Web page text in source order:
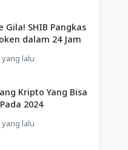
Gila! SHIB Pangkas
dalam 24 Jam
yang lalu
Kripto Yang Bisa
2024
lalu